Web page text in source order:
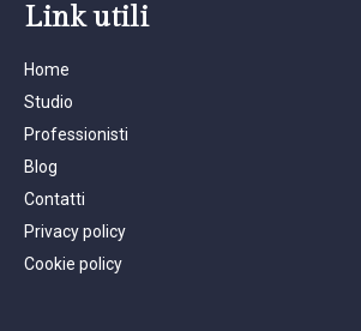
Link utili
Home
Studio
Professionisti
Blog
Contatti
Privacy policy
Cookie policy